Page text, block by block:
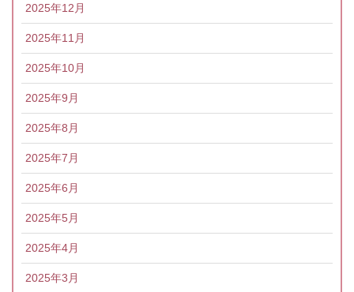
2025年12月
2025年11月
2025年10月
2025年9月
2025年8月
2025年7月
2025年6月
2025年5月
2025年4月
2025年3月